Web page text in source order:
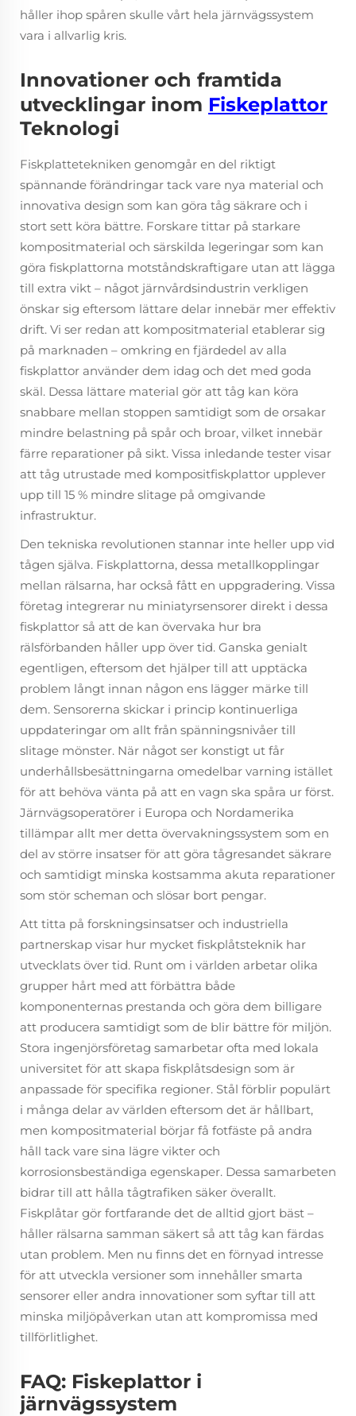
håller ihop spåren skulle vårt hela järnvägssystem
vara i allvarlig kris.
Innovationer och framtida
utvecklingar inom Fiskeplattor
Teknologi
Fiskplattetekniken genomgår en del riktigt
spännande förändringar tack vare nya material och
innovativa design som kan göra tåg säkrare och i
stort sett köra bättre. Forskare tittar på starkare
kompositmaterial och särskilda legeringar som kan
göra fiskplattorna motståndskraftigare utan att lägga
till extra vikt – något järnvårdsindustrin verkligen
önskar sig eftersom lättare delar innebär mer effektiv
drift. Vi ser redan att kompositmaterial etablerar sig
på marknaden – omkring en fjärdedel av alla
fiskplattor använder dem idag och det med goda
skäl. Dessa lättare material gör att tåg kan köra
snabbare mellan stoppen samtidigt som de orsakar
mindre belastning på spår och broar, vilket innebär
färre reparationer på sikt. Vissa inledande tester visar
att tåg utrustade med kompositfiskplattor upplever
upp till 15 % mindre slitage på omgivande
infrastruktur.
Den tekniska revolutionen stannar inte heller upp vid
tågen själva. Fiskplattorna, dessa metallkopplingar
mellan rälsarna, har också fått en uppgradering. Vissa
företag integrerar nu miniatyrsensorer direkt i dessa
fiskplattor så att de kan övervaka hur bra
rälsförbanden håller upp över tid. Ganska genialt
egentligen, eftersom det hjälper till att upptäcka
problem långt innan någon ens lägger märke till
dem. Sensorerna skickar i princip kontinuerliga
uppdateringar om allt från spänningsnivåer till
slitage mönster. När något ser konstigt ut får
underhållsbesättningarna omedelbar varning istället
för att behöva vänta på att en vagn ska spåra ur först.
Järnvägsoperatörer i Europa och Nordamerika
tillämpar allt mer detta övervakningssystem som en
del av större insatser för att göra tågresandet säkrare
och samtidigt minska kostsamma akuta reparationer
som stör scheman och slösar bort pengar.
Att titta på forskningsinsatser och industriella
partnerskap visar hur mycket fiskplåtsteknik har
utvecklats över tid. Runt om i världen arbetar olika
grupper hårt med att förbättra både
komponenternas prestanda och göra dem billigare
att producera samtidigt som de blir bättre för miljön.
Stora ingenjörsföretag samarbetar ofta med lokala
universitet för att skapa fiskplåtsdesign som är
anpassade för specifika regioner. Stål förblir populärt
i många delar av världen eftersom det är hållbart,
men kompositmaterial börjar få fotfäste på andra
håll tack vare sina lägre vikter och
korrosionsbeständiga egenskaper. Dessa samarbeten
bidrar till att hålla tågtrafiken säker överallt.
Fiskplåtar gör fortfarande det de alltid gjort bäst –
håller rälsarna samman säkert så att tåg kan färdas
utan problem. Men nu finns det en förnyad intresse
för att utveckla versioner som innehåller smarta
sensorer eller andra innovationer som syftar till att
minska miljöpåverkan utan att kompromissa med
tillförlitlighet.
FAQ: Fiskeplattor i
järnvägssystem